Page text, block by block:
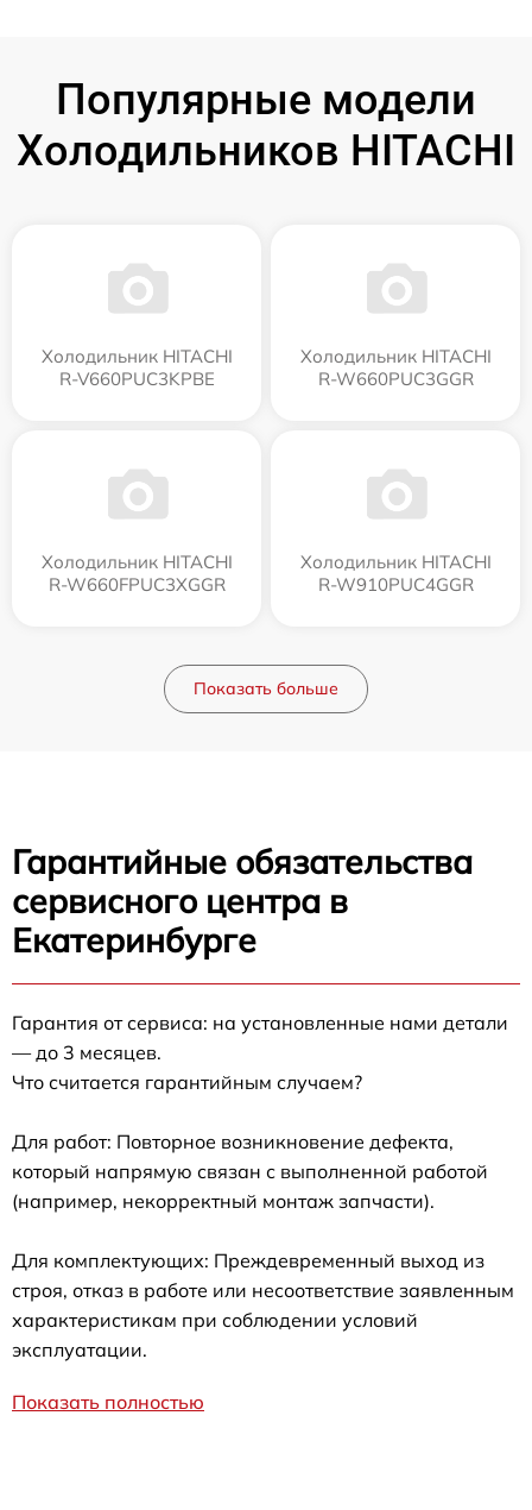
Популярные модели
Холодильников HITACHI
Холодильник HITACHI
R-V660PUC3KPBE
Холодильник HITACHI
R-W660PUC3GGR
Холодильник HITACHI
R-W660FPUC3XGGR
Холодильник HITACHI
R-W910PUC4GGR
Показать больше
Гарантийные обязательства
сервисного центра в
Екатеринбурге
Гарантия от сервиса: на установленные нами детали
— до 3 месяцев.
Что считается гарантийным случаем?
Для работ: Повторное возникновение дефекта,
который напрямую связан с выполненной работой
(например, некорректный монтаж запчасти).
Для комплектующих: Преждевременный выход из
строя, отказ в работе или несоответствие заявленным
характеристикам при соблюдении условий
эксплуатации.
Показать полностью